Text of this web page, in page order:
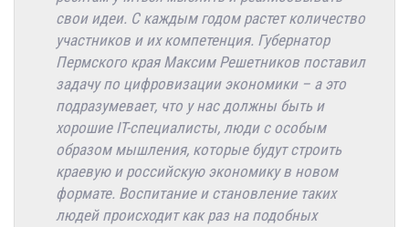
свои идеи. С каждым годом растет количество
участников и их компетенция. Губернатор
Пермского края Максим Решетников поставил
задачу по цифровизации экономики – а это
подразумевает, что у нас должны быть и
хорошие IT-специалисты, люди с особым
образом мышления, которые будут строить
краевую и российскую экономику в новом
формате. Воспитание и становление таких
людей происходит как раз на подобных